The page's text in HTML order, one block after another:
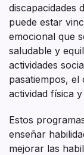
discapacidades
puede estar
emocional que
saludable y
actividades
pasatiempos,
actividad física
Estos
enseñar
mejorar las